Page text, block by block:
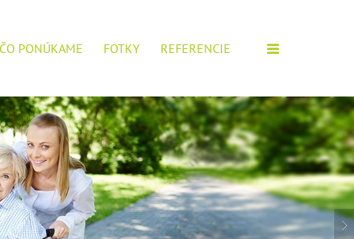
ČO PONÚKAME FOTKY REFERENCIE
ZARIADENÍ!POŠTITE SI ŽIADOSŤ.